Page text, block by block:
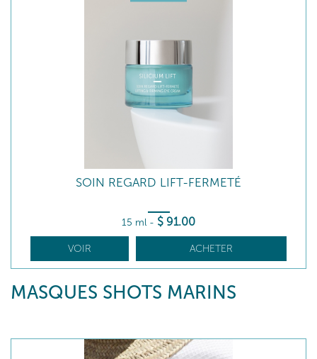
SOIN REGARD LIFT-FERMETÉ
15 ml - $ 91.00
VOIR ACHETER
MASQUES SHOTS MARINS